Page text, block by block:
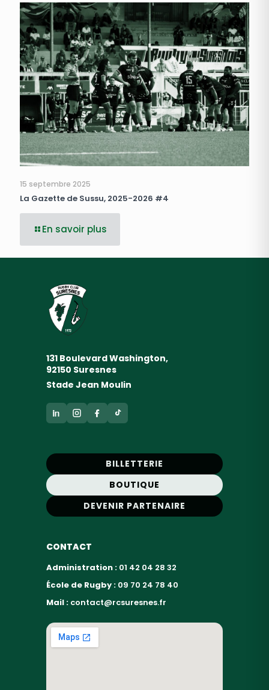
15 septembre 2025
La Gazette de Sussu, 2025-2026 #4
En savoir plus
131 Boulevard Washington,
92150 Suresnes
Stade Jean Moulin
BILLETTERIE
BOUTIQUE
DEVENIR PARTENAIRE
CONTACT
Administration : 01 42 04 28 32
École de Rugby : 09 70 24 78 40
Mail : contact@rcsuresnes.fr